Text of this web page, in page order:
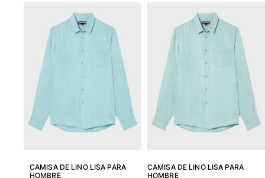
Camisas
Shorts
Jersey y cárdigan
Chaquetas y Abrigos
Camisetas
Ver todo Pret-a-porter
CAMISA DE LINO LISA PARA
HOMBRE
CAMISA DE LINO LISA PARA
HOMBRE